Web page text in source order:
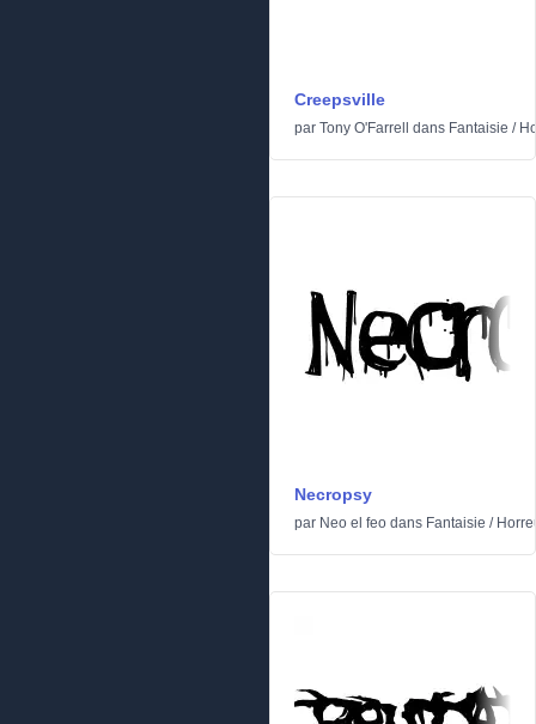
Creepsville
par Tony O'Farrell dans Fantaisie /
Necropsy
par Neo el feo dans Fantaisie /